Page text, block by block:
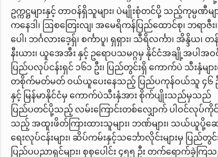
ဥက္ကဋ္ဌများနှင့် တာဝန်ရှိသူများ၊ ပဲမျိုးစုံတင်ပို့ သည့်ကုမ္ပဏီမျာ
ကနေဒါ၊ ဩစတြေးလျ၊ အမေရိကန်ပြည်ထောင်စု၊ ဘရာဇီး၊
ပေါ၊ ဘင်္ဂလားဒေ့ရှ်၊ စင်္ကာပူ၊ ရှရှား၊ သီရိလင်္ကာ၊ အိန္ဒိယ၊ တန်
နီးယား၊ ယူအေအီး နှင့် ဥရောပသမဂ္ဂမှ နိုင်ငံအချို့အပါအဝ
ပြည်ပလုပ်ငန်းရှင် ၁၆၁ ဦး၊ ပြည်တွင်းရှိ ကောက်ပဲ သီးနှံမျာ
တစိုက်မတ်မတ် ဝယ်ယူပေးနေသည့် ပြည်ပကုန်ဝယ်သူ ၄၆
နှင့် မြန်မာနိုင်ငံမှ ကောက်ပဲသီးနှံအား စိုက်ပျိုးသည်မှသည်
ပြည်ပတင်ပို့သည့် လမ်းကြောင်းတစ်လျှောက် ပါဝင်လုပ်ကို
သည့် အထူးဖိတ်ကြားထားသူများ၊ ဘဏ်များ၊ သယ်ယူပို့ဆ
ရေးလုပ်ငန်းများ၊ ဆိပ်ကမ်းနှင့်သင်္ဘောလိုင်းများမှ ပြည်တွင်
ပြည်ပပညာရှင်များ၊ စုစုပေါင်း ၄၅၅ ဦး တက်ရောက်ခဲ့ကြ